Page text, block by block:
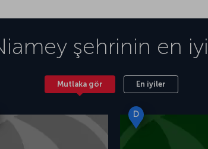
şehrinin en
Mutlaka gör En iyiler
D